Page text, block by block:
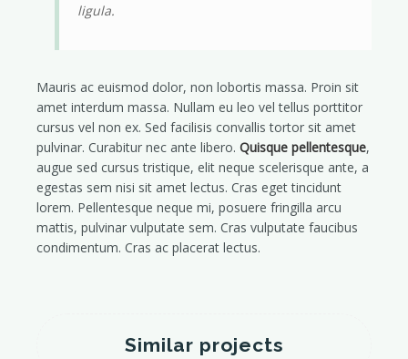
ligula.
Mauris ac euismod dolor, non lobortis massa. Proin sit
amet interdum massa. Nullam eu leo vel tellus porttitor
cursus vel non ex. Sed facilisis convallis tortor sit amet
pulvinar. Curabitur nec ante libero. Quisque pellentesque,
augue sed cursus tristique, elit neque scelerisque ante, a
egestas sem nisi sit amet lectus. Cras eget tincidunt
lorem. Pellentesque neque mi, posuere fringilla arcu
mattis, pulvinar vulputate sem. Cras vulputate faucibus
condimentum. Cras ac placerat lectus.
Similar projects